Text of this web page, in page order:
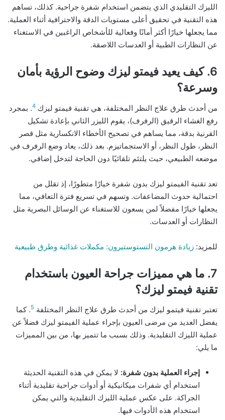
الليزك التقليدي الذي يتضمن استخدام شفرة جراحية. كذلك، تساهم
هذه التقنية في تحقيق أعلى مستويات الدقة والاحترافية أثناء العملية.
مما يجعلها خيارًا أكثر أمانًا وفعالية للأشخاص الراغبين في الاستغناء
عن النظارات الطبية أو العدسات اللاصقة.
6. كيف يعيد فيمتو ليزك وضوح الرؤية بأمان
وسرعة؟
من أحدث طرق علاج النظر المختلفة، هي تقنية فيمتو ليزك 4. بمجرد
رفع الغشاء الرقيق (الرفرف)، يقوم الليزر الثاني بإعادة تشكيل
القرنية بدقة، مما يساهم في تصحيح الأخطاء الانكسارية مثل قصر
النظر، طول النظر، أو الاستجماتيزم. بعد ذلك، يعاد وضع الرفرف في
موضعه الطبيعي، حيث يلتئم تلقائيًا دون الحاجة لتدخل إضافي.
تعد تقنية الفيمتو ليزك بدون شفرة خيارًا متطورًا، إذ تقلل من
احتمالية حدوث المضاعفات. وتسهم في تسريع فترة التعافي، مما
يجعلها خيارًا مفضلاً لمن يسعون للاستغناء عن الوسائل البصرية مثل
النظارات أو العدسات.
للمزيد: زيادة هرمون التستوستيرون: مكملات غذائية وطرق طبيعية
7. ما هي مميزات جراحة العيون باستخدام
تقنية فيمتو ليزك؟
تعتبر تقنية فيتمو ليزك من أحدث طرق علاج النظر المختلفة 5. كما
يفضل العديد من مرضى العيون بإجراء عملية الفيمتو ليزك فضلاً عن
عملية الليزك التقليدية. وذلك بسبب ما تتميز بها، من بين المميزات
ما يلي:
إجراء العملية بدون شفرة: لا يمكن في هذه التقنية الحديثة
استخدام أي شفرات ميكانيكية أو أدوات جراحية تقليدية أثناء
الجراكة. على عكس عملية الليزك التقليدية والتي يمكن
استخدام هذه الأدوات فيها.